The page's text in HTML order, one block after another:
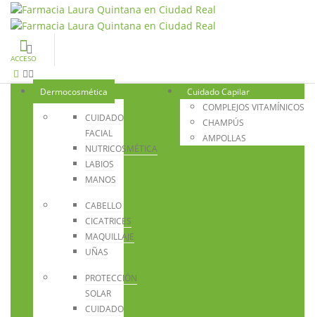
ACCESO
Dermocosmética
CUIDADO
FACIAL
NUTRICOSMÉTICA
LABIOS
MANOS
CABELLO
CICATRICES
MAQUILLAJE
UÑAS
PROTECCIÓN
SOLAR
CUIDADO
Cuidado Capilar
COMPLEJOS VITAMÍNICOS
CHAMPÚS
AMPOLLAS